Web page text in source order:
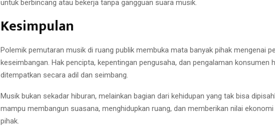
untuk berbincang atau bekerja tanpa gangguan suara musik.
Kesimpulan
Polemik pemutaran musik di ruang publik membuka mata banyak pihak mengenai
keseimbangan. Hak pencipta, kepentingan pengusaha, dan pengalaman konsumen
ditempatkan secara adil dan seimbang.
Musik bukan sekadar hiburan, melainkan bagian dari kehidupan yang tak bisa
mampu membangun suasana, menghidupkan ruang, dan memberikan nilai
pihak.